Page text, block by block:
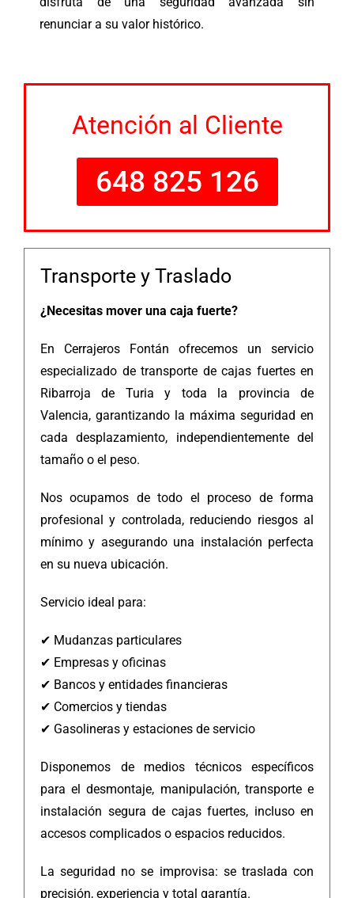
renunciar a su valor histórico.
Atención al Cliente
648 825 126
¿Necesitas mover una caja fuerte?
En Cerrajeros Fontán ofrecemos un servicio
especializado de transporte de cajas fuertes en
Ribarroja de Turia y toda la provincia de
Valencia, garantizando la máxima seguridad en
cada desplazamiento, independientemente del
tamaño o el peso.
Nos ocupamos de todo el proceso de forma
profesional y controlada, reduciendo riesgos al
mínimo y asegurando una instalación perfecta
en su nueva ubicación.
Servicio ideal para:
✔ Mudanzas particulares
✔ Empresas y oficinas
✔ Bancos y entidades financieras
✔ Comercios y tiendas
✔ Gasolineras y estaciones de servicio
Disponemos de medios técnicos específicos
para el desmontaje, manipulación, transporte e
instalación segura de cajas fuertes, incluso en
accesos complicados o espacios reducidos.
La seguridad no se improvisa: se traslada con
precisión, experiencia y total garantía.
Transporte y Traslado